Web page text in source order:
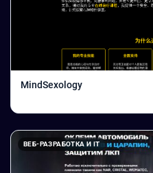
MindSexology
ВЕБ-РАЗРАБОТКА И IT